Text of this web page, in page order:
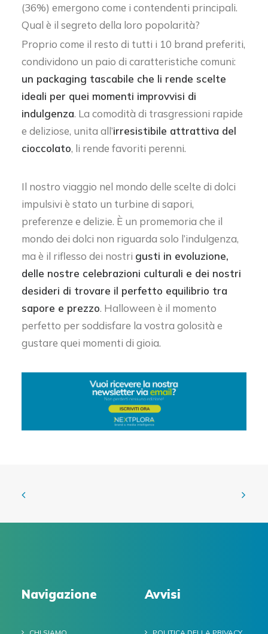
(36%) emergono come i contendenti principali.
Qual è il segreto della loro popolarità?
Proprio come il resto di tutti i 10 brand preferiti,
condividono un paio di caratteristiche comuni:
un packaging tascabile che li rende scelte
ideali per quei momenti improvvisi di
indulgenza. La comodità di trasgressioni rapide
e deliziose, unita all’irresistibile attrattiva del
cioccolato, li rende favoriti perenni.
Il nostro viaggio nel mondo delle scelte di dolci
impulsivi è stato un turbine di sapori,
preferenze e delizie. È un promemoria che il
mondo dei dolci non riguarda solo l’indulgenza,
ma è il riflesso dei nostri gusti in evoluzione,
delle nostre celebrazioni culturali e dei nostri
desideri di trovare il perfetto equilibrio tra
sapore e prezzo. Halloween è il momento
perfetto per soddisfare la vostra golosità e
gustare quei momenti di gioia.
Navigazione Avvisi